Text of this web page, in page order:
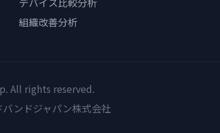
組織改善分析
All rights reserved.
バンドジャパン株式会社